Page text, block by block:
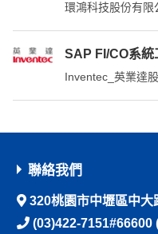
環鴻科技股份有限
SAP FI/CO系
Inventec_英業達
聯絡我們
320桃園市中壢區中
(03)422-7151#66600